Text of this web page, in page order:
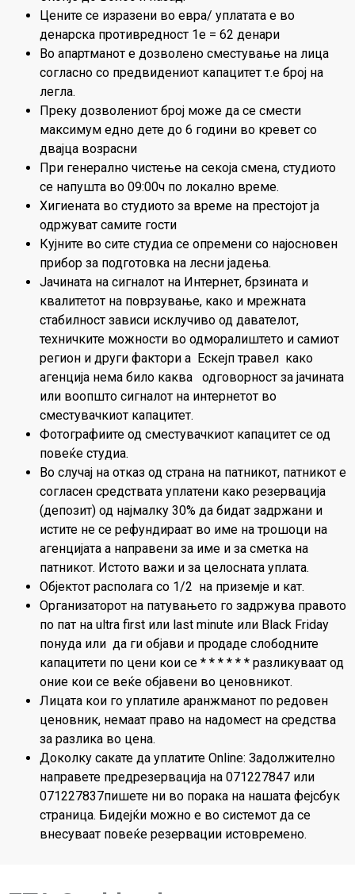
Цените се изразени во евра/ уплатата е во
денарска противредност 1е = 62 денари
Во апартманот е дозволено сместување на лица
согласно со предвидениот капацитет т.е број на
легла.
Преку дозволениот број може да се смести
максимум едно дете до 6 години во кревет со
двајца возрасни
При генерално чистење на секоја смена, студиото
се напушта во 09:00ч по локално време.
Хигиената во студиото за време на престојот ја
одржуват самите гости
Кујните во сите студиа се опремени со најосновен
прибор за подготовка на лесни јадења.
Јачината на сигналот на Интернет, брзината и
квалитетот на поврзување, како и мрежната
стабилност зависи исклучиво од давателот,
техничките можности во одморалиштето и самиот
регион и други фактори а Ескејп травел како
агенција нема било каква одговорност за јачината
или воопшто сигналот на интернетот во
сместувачкиот капацитет.
Фотографиите од сместувачкиот капацитет се од
повеќе студиa.
Во случај на отказ од страна на патникот, патникот е
согласен средствата уплатени како резервација
(депозит) од најмалку 30% да бидат задржани и
истите не се рефундираат во име на трошоци на
агенцијата а направени за име и за сметка на
патникот. Истото важи и за целосната уплата.
Објектот располага со 1/2 на приземје и кат.
Организаторот на патувањето го задржува правото
по пат на ultra first или last minute или Black Friday
понуда или да ги објави и продаде слободните
капацитети по цени кои се * * * * * * разликуваат од
оние кои се веќе објавени во ценовникот.
Лицата кои го уплатиле аранжманот по редовен
ценовник, немаат право на надомест на средства
за разлика во цена.
Доколку сакате да уплатите Online: Задолжително
направете предрезервација на 071227847 или
071227837пишете ни во порака на нашата фејсбук
страница. Бидејќи можно е во системот да се
внесуваат повеќе резервации истовремено.